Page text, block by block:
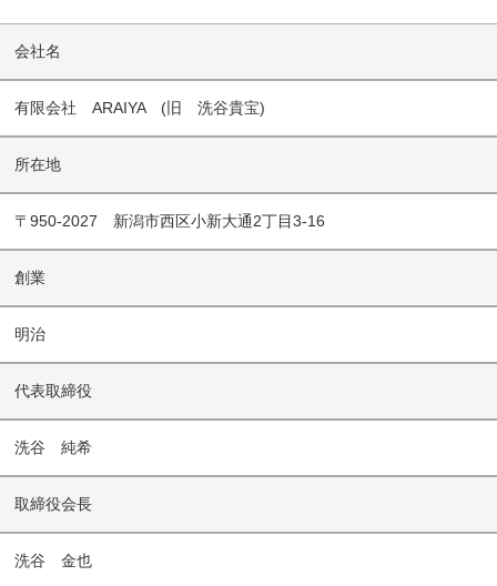
会社名
有限会社 ARAIYA (旧 洗谷貴宝)
所在地
〒950-2027 新潟市西区小新大通2丁目3-16
創業
明治
代表取締役
洗谷 純希
取締役会長
洗谷 金也